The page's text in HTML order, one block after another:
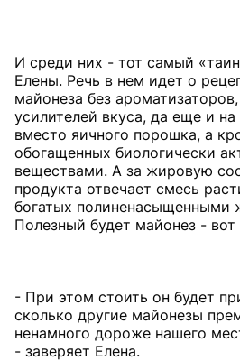
И среди них - тот самый
Елены. Речь в нем идет о
майонеза без
усилителей вкуса, да еще и
вместо яичного порошка, а
обогащенных биологически
веществами. А за жировую
продукта отвечает смесь
богатых полиненасыщенными
Полезный будет майонез - вот
- При этом стоить он будет
сколько другие майонезы
ненамного дороже нашего
- заверяет Елена.